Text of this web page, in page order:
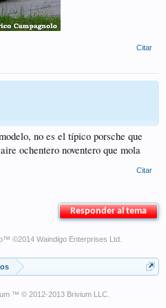
Citar
no es el típico porsche que
ochentero noventero que mola
Citar
Responder al tema
™ ©2014 Waindigo Enterprises Ltd
™ © 2012-2013 Brivium LLC.